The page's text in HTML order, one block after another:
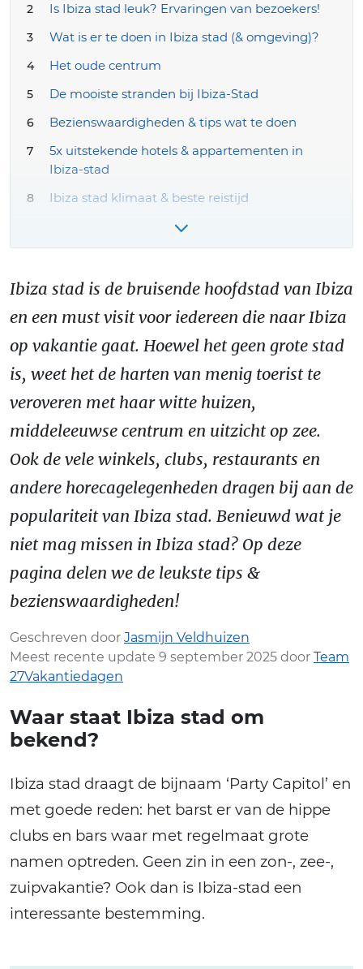
Is Ibiza stad leuk? Ervaringen van bezoekers!
Wat is er te doen in Ibiza stad (& omgeving)?
Het oude centrum
De mooiste stranden bij Ibiza-Stad
Bezienswaardigheden & tips wat te doen
5x uitstekende hotels & appartementen in
Ibiza-stad
Ibiza stad klimaat & beste reistijd
Reizen naar Ibiza stad: hoe kom je er?
Ibiza vakantie boeken – onze tips!
Ibiza stad is de bruisende hoofdstad van Ibiza
en een must visit voor iedereen die naar Ibiza
op vakantie gaat. Hoewel het geen grote stad
is, weet het de harten van menig toerist te
veroveren met haar witte huizen,
middeleeuwse centrum en uitzicht op zee.
Ook de vele winkels, clubs, restaurants en
andere horecagelegenheden dragen bij aan de
populariteit van Ibiza stad. Benieuwd wat je
niet mag missen in Ibiza stad? Op deze
pagina delen we de leukste tips &
bezienswaardigheden!
Geschreven door Jasmijn Veldhuizen
Meest recente update 9 september 2025 door Team
27Vakantiedagen
Waar staat Ibiza stad om
bekend?
Ibiza stad draagt de bijnaam ‘Party Capitol’ en
met goede reden: het barst er van de hippe
clubs en bars waar met regelmaat grote
namen optreden. Geen zin in een zon-, zee-,
zuipvakantie? Ook dan is Ibiza-stad een
interessante bestemming.